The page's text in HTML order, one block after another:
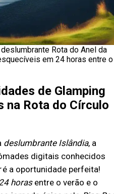
Rota do Anel da
em 24 horas entre o
de Glamping
na Rota do Círculo
deslumbrante Islândia, a
digitais conhecidos
é a oportunidade perfeita!
horasentre o verão e o